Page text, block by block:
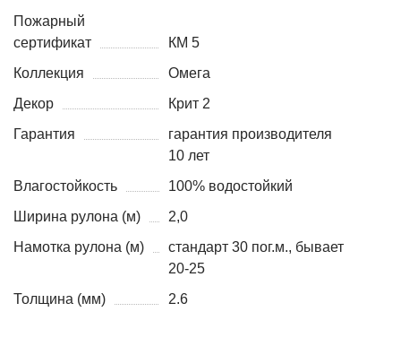
Пожарный
сертификат
КМ 5
Коллекция
Омега
Декор
Крит 2
Гарантия
гарантия производителя
10 лет
Влагостойкость
100% водостойкий
Ширина рулона (м)
2,0
Намотка рулона (м)
стандарт 30 пог.м., бывает
20-25
Толщина (мм)
2.6